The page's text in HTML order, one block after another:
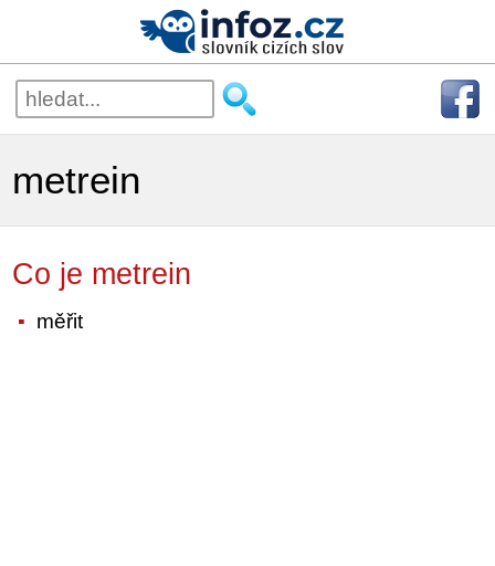
metrein
Co je metrein
měřit